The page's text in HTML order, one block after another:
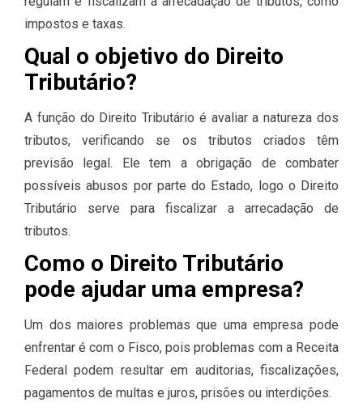
impostos e taxas.
Qual o objetivo do Direito
Tributário?
A função do Direito Tributário é avaliar a natureza dos
tributos, verificando se os tributos criados têm
previsão legal. Ele tem a obrigação de combater
possíveis abusos por parte do Estado, logo o Direito
Tributário serve para fiscalizar a arrecadação de
tributos.
Como o Direito Tributário
pode ajudar uma empresa?
Um dos maiores problemas que uma empresa pode
enfrentar é com o Fisco, pois problemas com a Receita
Federal podem resultar em auditorias, fiscalizações,
pagamentos de multas e juros, prisões ou interdições.